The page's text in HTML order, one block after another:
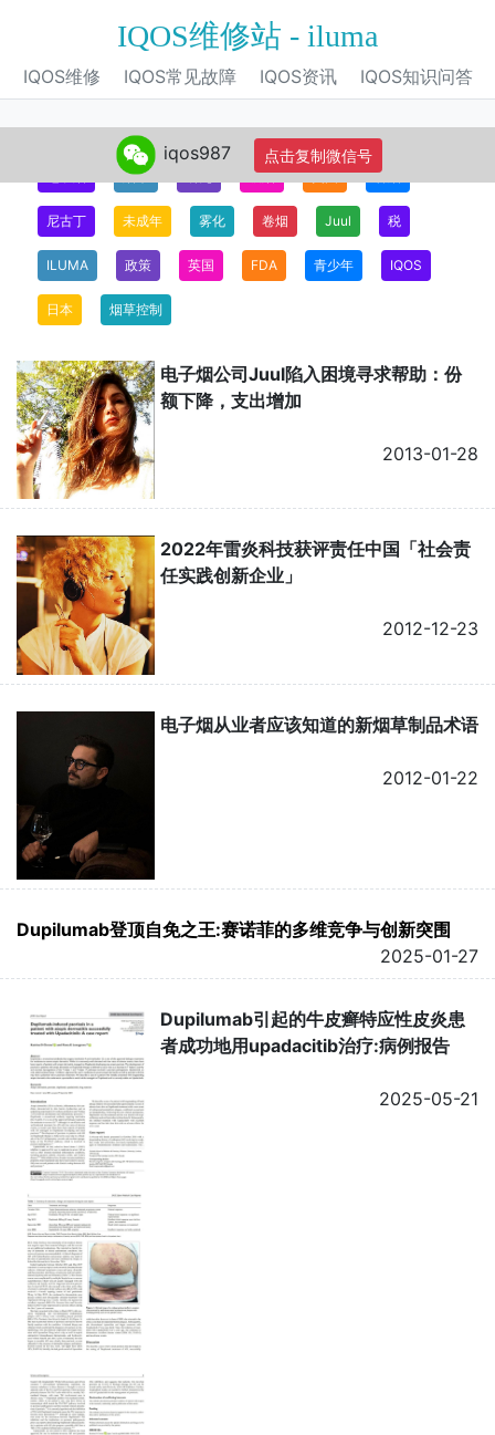
IQOS维修站 - iluma
IQOS维修 IQOS常见故障 IQOS资讯 IQOS知识问答
烟草 吸烟 美国 香烟
尼古丁 未成年 雾化 卷烟 Juul 税
ILUMA 政策 英国 FDA 青少年 IQOS
日本 烟草控制
电子烟公司Juul陷入困境寻求帮助：份
额下降，支出增加
2013-01-28
2022年雷炎科技获评责任中国「社会责
任实践创新企业」
2012-12-23
电子烟从业者应该知道的新烟草制品术语
2012-01-22
Dupilumab登顶自免之王:赛诺菲的多维竞争与创新突围
2025-01-27
Dupilumab引起的牛皮癣特应性皮炎患
者成功地用upadacitib治疗:病例报告
2025-05-21
iqos987 点击复制微信号